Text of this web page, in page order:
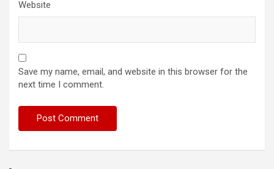
Website
Save my name, email, and website in this browser for the
next time I comment.